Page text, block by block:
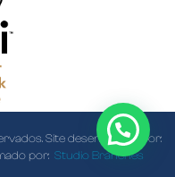
Site desenvolvido por:
por: Studio Branches